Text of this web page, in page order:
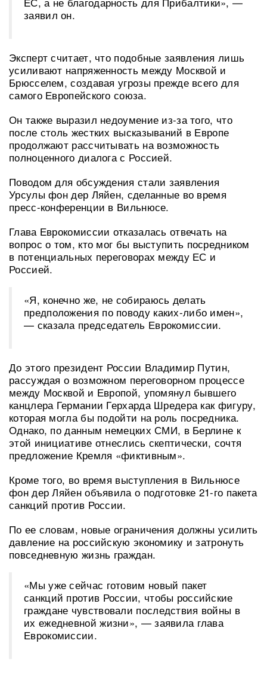
заявил он.
Эксперт считает, что подобные заявления лишь
усиливают напряженность между Москвой и
Брюсселем, создавая угрозы прежде всего для
самого Европейского союза.
Он также выразил недоумение из-за того, что
после столь жестких высказываний в Европе
продолжают рассчитывать на возможность
полноценного диалога с Россией.
Поводом для обсуждения стали заявления
Урсулы фон дер Ляйен, сделанные во время
пресс-конференции в Вильнюсе.
Глава Еврокомиссии отказалась отвечать на
вопрос о том, кто мог бы выступить посредником
в потенциальных переговорах между ЕС и
Россией.
«Я, конечно же, не собираюсь делать
предположения по поводу каких-либо имен»,
— сказала председатель Еврокомиссии.
До этого президент России Владимир Путин,
рассуждая о возможном переговорном процессе
между Москвой и Европой, упомянул бывшего
канцлера Германии Герхарда Шредера как фигуру,
которая могла бы подойти на роль посредника.
Однако, по данным немецких СМИ, в Берлине к
этой инициативе отнеслись скептически, сочтя
предложение Кремля «фиктивным».
Кроме того, во время выступления в Вильнюсе
фон дер Ляйен объявила о подготовке 21-го пакета
санкций против России.
По ее словам, новые ограничения должны усилить
давление на российскую экономику и затронуть
повседневную жизнь граждан.
«Мы уже сейчас готовим новый пакет
санкций против России, чтобы российские
граждане чувствовали последствия войны в
их ежедневной жизни», — заявила глава
Еврокомиссии.